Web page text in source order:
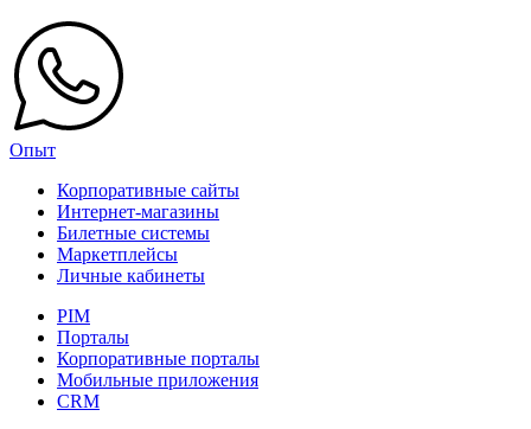
Опыт
Корпоративные сайты
Интернет-магазины
Билетные системы
Маркетплейсы
Личные кабинеты
PIM
Порталы
Корпоративные порталы
Мобильные приложения
CRM